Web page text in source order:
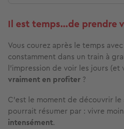
Il est temps…de prendre
Vous courez après le temps
constamment dans un train à
l’impression de voir les jours (et
vraiment en profiter ?
C’est le moment de découvrir
pourrait résumer par : vivre
intensément.